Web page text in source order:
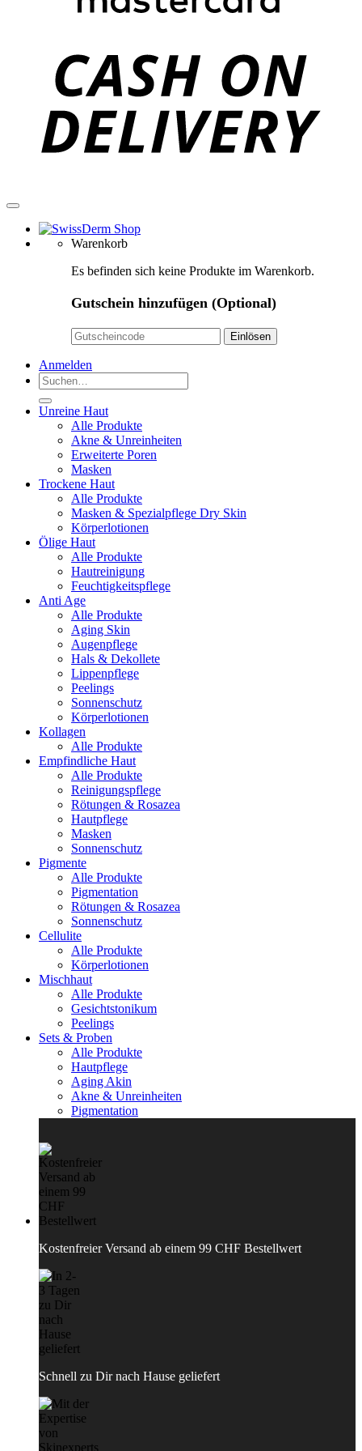
Warenkorb
Es befinden sich keine Produkte im Warenkorb.
Gutschein hinzufügen (Optional)
Anmelden
Suchen
nach:
Unreine Haut
Alle Produkte
Akne & Unreinheiten
Erweiterte Poren
Masken
Trockene Haut
Alle Produkte
Masken & Spezialpflege Dry Skin
Körperlotionen
Ölige Haut
Alle Produkte
Hautreinigung
Feuchtigkeitspflege
Anti Age
Alle Produkte
Aging Skin
Augenpflege
Hals & Dekollete
Lippenpflege
Peelings
Sonnenschutz
Körperlotionen
Kollagen
Alle Produkte
Empfindliche Haut
Alle Produkte
Reinigungspflege
Rötungen & Rosazea
Hautpflege
Masken
Sonnenschutz
Pigmente
Alle Produkte
Pigmentation
Rötungen & Rosazea
Sonnenschutz
Cellulite
Alle Produkte
Körperlotionen
Mischhaut
Alle Produkte
Gesichtstonikum
Peelings
Sets & Proben
Alle Produkte
Hautpflege
Aging Akin
Akne & Unreinheiten
Pigmentation
Kostenfreier Versand ab einem 99 CHF Bestellwert
Schnell zu Dir nach Hause geliefert